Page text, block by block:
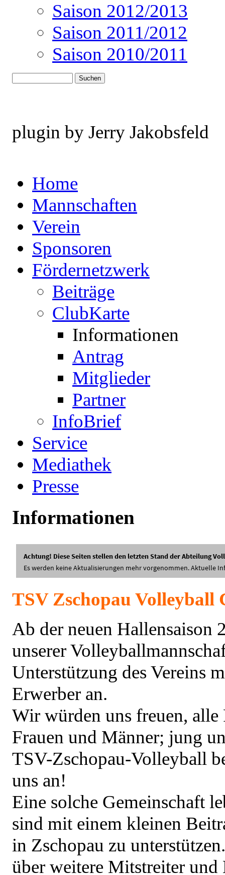
Saison 2012/2013
Saison 2011/2012
Saison 2010/2011
plugin by Jerry Jakobsfeld
Home
Mannschaften
Verein
Sponsoren
Fördernetzwerk
Beiträge
ClubKarte
Informationen
Antrag
Mitglieder
Partner
InfoBrief
Service
Mediathek
Presse
Informationen
TSV Zschopau Volleyball
Ab der neuen Hallensaison
unserer
Unterstützung des Vereins
Erwerber an.
Wir würden uns freuen,
Frauen und Männer; jung
TSV-Zschopau-Volleyball
uns an!
Eine solche Gemeinschaft
sind mit einem kleinen
in Zschopau zu
über weitere Mitstreiter